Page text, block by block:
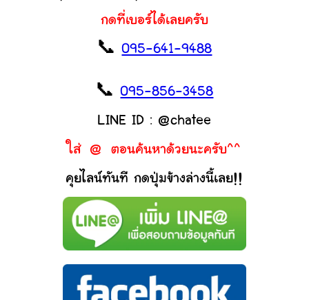
กดที่เบอร์ได้เลยครับ
📞095-641-9488
📞095-856-3458
LINE ID : @chatee
ใส่ @ ตอนค้นหาด้วยนะครับ^^
คุยไลน์ทันที กดปุ่มข้างล่างนี้เลย!!